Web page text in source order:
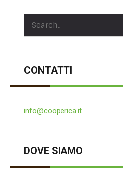
CONTATTI
info@cooperica.it
DOVE SIAMO